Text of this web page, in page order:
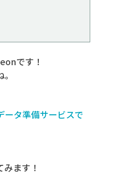
です！
タ準備サービスで
ます！